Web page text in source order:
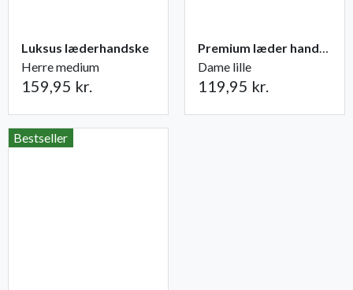
Luksus læderhandske
Herre medium
159,95 kr.
Premium læder handske Flutter
Dame lille
119,95 kr.
Bestseller